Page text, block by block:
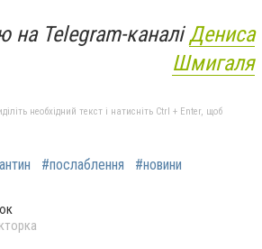
на Telegram-каналіДениса
Шмигаля
необхідний текст і натисніть Ctrl + Enter, щоб
#послаблення #новини